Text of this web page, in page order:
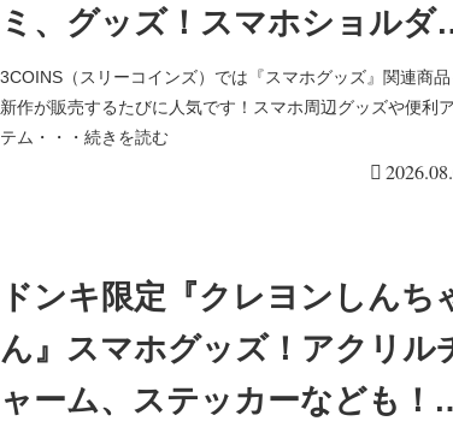
ミ、グッズ！スマホショルダ
ー、ストラップが2026/8/7よ
新発売！
3COINS（スリーコインズ）では『スマホグッズ』関連商品
新作が販売するたびに人気です！スマホ周辺グッズや便利
テム・・・続きを読む
ドンキ限定『クレヨンしんち
ん』スマホグッズ！アクリル
ャーム、ステッカーなども！